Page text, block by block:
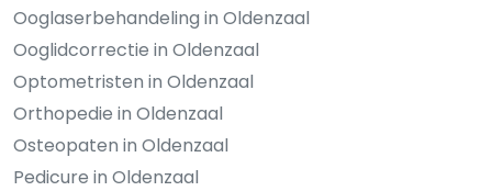
Ooglaserbehandeling in Oldenzaal
Ooglidcorrectie in Oldenzaal
Optometristen in Oldenzaal
Orthopedie in Oldenzaal
Osteopaten in Oldenzaal
Pedicure in Oldenzaal